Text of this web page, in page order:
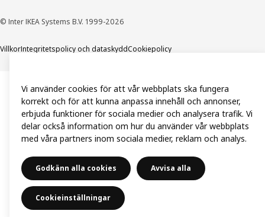
© Inter IKEA Systems B.V. 1999-2026
VillkorIntegritetspolicy och dataskyddCookiepolicy
Vi använder cookies för att vår webbplats ska fungera
korrekt och för att kunna anpassa innehåll och annonser,
erbjuda funktioner för sociala medier och analysera trafik. Vi
delar också information om hur du använder vår webbplats
med våra partners inom sociala medier, reklam och analys.
Godkänn alla cookies Avvisa alla
Cookieinställningar